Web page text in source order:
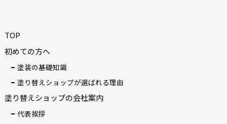
TOP
初めての方へ
塗装の基礎知識
塗り替えショップが選ばれる理由
塗り替えショップの会社案内
代表挨拶